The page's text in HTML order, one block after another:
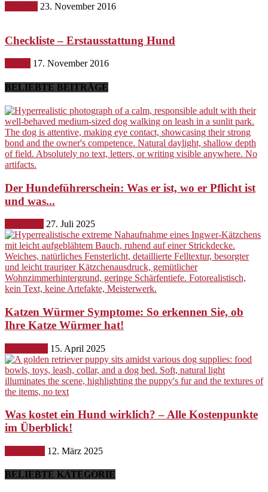
23. November 2016
Checkliste – Erstausstattung Hund
17. November 2016
BELIEBTE BEITRÄGE
Der Hundeführerschein: Was er ist, wo er Pflicht ist
und was...
27. Juli 2025
Katzen Würmer Symptome: So erkennen Sie, ob
Ihre Katze Würmer hat!
15. April 2025
Was kostet ein Hund wirklich? – Alle Kostenpunkte
im Überblick!
12. März 2025
BELIEBTE KATEGORIE